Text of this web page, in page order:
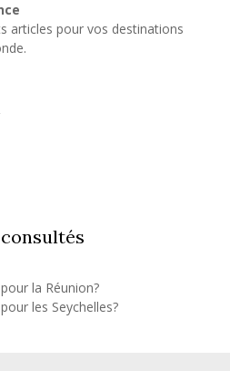
articles pour vos destinations
la Réunion?
les Seychelles?